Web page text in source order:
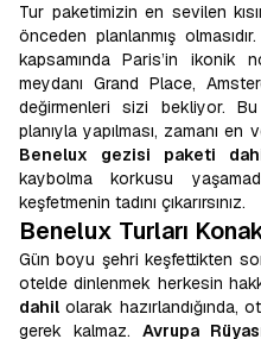
Tur paketimizin en sevilen
önceden planlanmış olmasıdır.
kapsamında Paris’in ikonik
meydanı Grand Place,
değirmenleri sizi bekliyor.
planıyla yapılması, zamanı en
Benelux gezisi paketi
kaybolma korkusu
keşfetmenin tadını çıkarırsınız.
Benelux Turları
Gün boyu şehri keşfettikten
otelde dinlenmek herkesin
dahil olarak hazırlandığında,
gerek kalmaz. Avrupa